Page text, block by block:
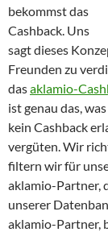
bekommst das
Cashback. Uns
sagt dieses
Freunden zu
dasaklamio-
ist genau das,
kein Cashback
vergüten. Wir
filtern wir für
aklamio-Partner,
unserer
aklamio-Partner,